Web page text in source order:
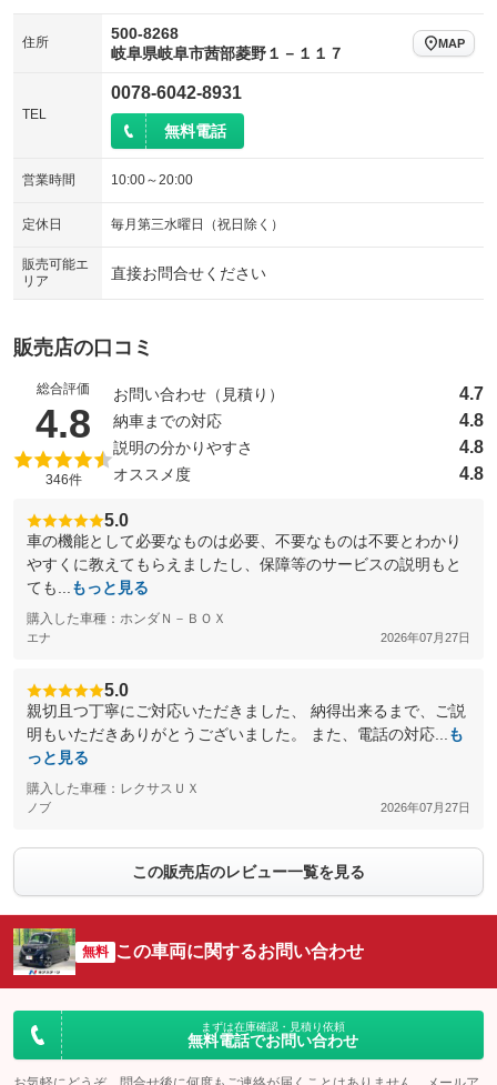
住所
500-8268
岐阜県岐阜市茜部菱野１－１１７
MAP
TEL
0078-6042-8931
無料電話
営業時間 10:00～20:00
定休日 毎月第三水曜日（祝日除く）
販売可能エ
リア
直接お問合せください
販売店の口コミ
総合評価
4.8 （5点満点中）
346件
お問い合わせ（見積り） 4.7
納車までの対応 4.8
説明の分かりやすさ 4.8
オススメ度 4.8
5.0
車の機能として必要なものは必要、不要なものは不要とわかり
やすくに教えてもらえましたし、保障等のサービスの説明もと
ても...
もっと見る
購入した車種：ホンダＮ－ＢＯＸ
エナ 2026年07月27日
5.0
親切且つ丁寧にご対応いただきました、 納得出来るまで、ご説
明もいただきありがとうございました。 また、電話の対応...
も
っと見る
購入した車種：レクサスＵＸ
ノブ 2026年07月27日
この販売店のレビュー一覧を見る
無料 この車両に関するお問い合わせ
まずは在庫確認・見積り依頼
無料電話でお問い合わせ